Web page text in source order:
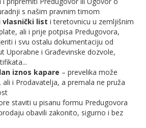
s našim pravnim timom
list i teretovnicu u zemljišnim
ali i prije potpisa Predugovora,
i svu ostalu dokumentaciju od
Uporabne i Građevinske dozvole,
iznos kapare – prevelika može
i Prodavatelja, a premala ne pruža
staviti u pisanu formu Predugovora
obavili zakonito, sigurno i bez